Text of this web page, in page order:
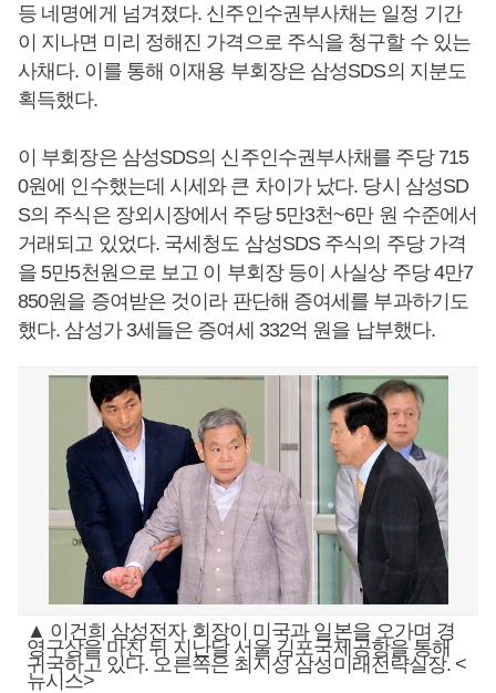
등 네명에게 넘겨졌다. 신주인수권부사채는 일정 기간
이 지나면 미리 정해진 가격으로 주식을 청구할 수 있는
사채다. 이를 통해 이재용 부회장은 삼성SDS의 지분도
획득했다.
이 부회장은 삼성SDS의 신주인수권부사채를 주당 715
0원에 인수했는데 시세와 큰 차이가 났다. 당시 삼성SD
S의 주식은 장외시장에서 주당 5만3천~6만 원 수준에서
거래되고 있었다. 국세청도 삼성SDS 주식의 주당 가격
을 5만5천원으로 보고 이 부회장 등이 사실상 주당 4만7
850원을 증여받은 것이라 판단해 증여세를 부과하기도
했다. 삼성가 3세들은 증여세 332억 원을 납부했다.
▲ 이건희 삼성전자 회장이 미국과 일본을 오가며 경
영구상을 마친 뒤 지난달 서울 김포국제공항을 통해
귀국하고 있다. 오른쪽은 최지성 삼성미래전략실장. <
뉴시스>